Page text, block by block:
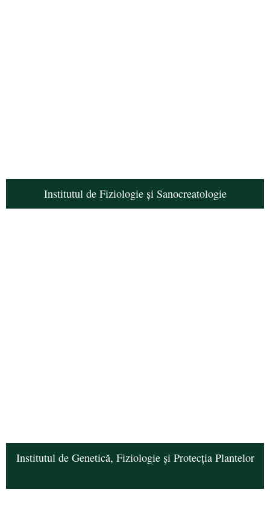
Institutul de Fiziologie și Sanocreatologie
Institutul de Genetică, Fiziologie și Protecția Plantelor